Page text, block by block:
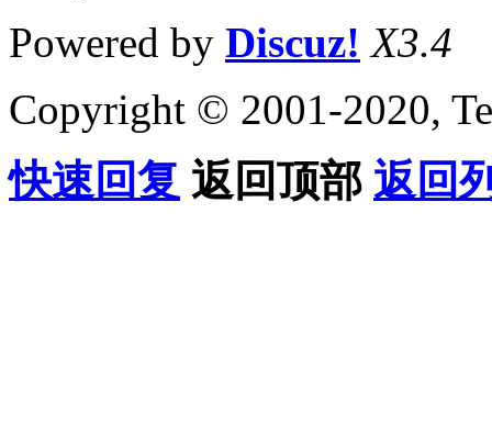
Powered by Discuz! X3.4
Copyright © 2001-2020,
快速回复 返回顶部 返回